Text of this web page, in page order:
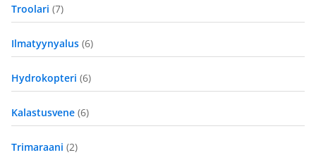
Troolari (7)
Ilmatyynyalus (6)
Hydrokopteri (6)
Kalastusvene (6)
Trimaraani (2)